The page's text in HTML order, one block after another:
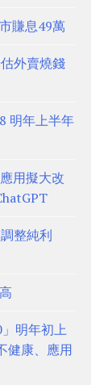
賺息49萬
外賣燒錢
明年上半年
用擬大改
整純利
明年初上
健康、應用